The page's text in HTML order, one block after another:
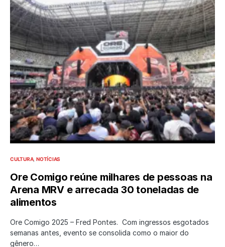
CULTURA NOTÍCIAS
Ore Comigo reúne milhares de pessoas na
Arena MRV e arrecada 30 toneladas de
alimentos
Ore Comigo 2025 – Fred Pontes. Com ingressos esgotados
semanas antes, evento se consolida como o maior do
gênero…